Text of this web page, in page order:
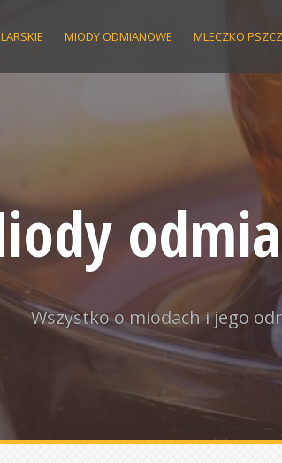
MIODY ODMIANOWE MLECZKO
Wszystko o miodach i jego